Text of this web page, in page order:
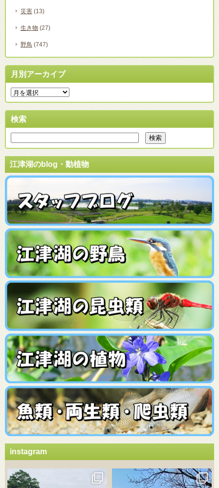
災害 (13)
生き物 (27)
野鳥 (747)
月別アーカイブ
検索
江津湖のblog・動植物
instagram
3月 18